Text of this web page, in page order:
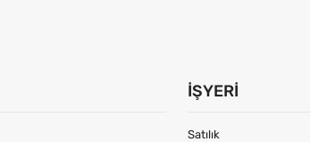
İŞYERI
Satılık